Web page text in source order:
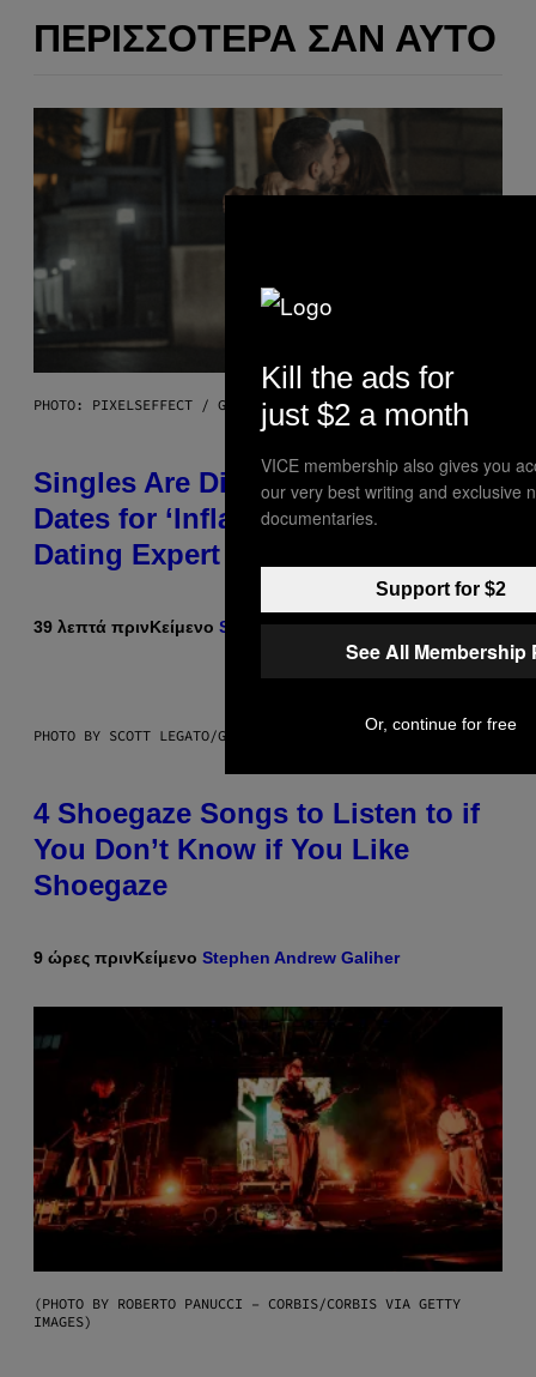
ΠΕΡΙΣΣΌΤΕΡΑ ΣΑΝ ΑΥΤΌ
PHOTO: PIXELSEFFECT / GETTY IMAGES
Singles Are Ditching Expensive
Dates for ‘Infladating,’ and a
Dating Expert Has Thoughts
39 λεπτά πρινΚείμενο Sammi Caramela
PHOTO BY SCOTT LEGATO/GETTY IMAGES
4 Shoegaze Songs to Listen to if
You Don’t Know if You Like
Shoegaze
9 ώρες πρινΚείμενο Stephen Andrew Galiher
(PHOTO BY ROBERTO PANUCCI – CORBIS/CORBIS VIA GETTY
IMAGES)
Kill the ads for
just $2 a month
VICE membership also gives you
our very best writing and exclusive
documentaries.
Support for $2
See All Membership
Or, continue for free